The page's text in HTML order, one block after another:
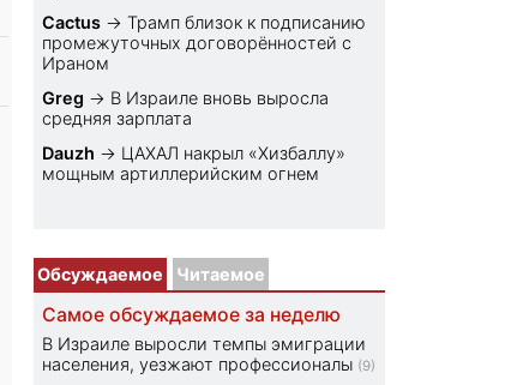
Cactus →Трамп близок к подписанию
промежуточных договорённостей с
Ираном
Greg → В Израиле вновь выросла
средняя зарплата
Dauzh → ЦАХАЛ накрыл «Хизбаллу»
мощным артиллерийским огнем
Обсуждаемое Читаемое
Самое обсуждаемое за неделю
В Израиле выросли темпы эмиграции
населения, уезжают профессионалы (9)